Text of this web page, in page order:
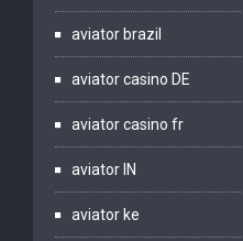
aviator brazil
aviator casino DE
aviator casino fr
aviator IN
aviator ke